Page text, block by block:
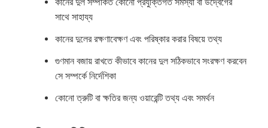
সাথে সাহায্য
কানের দুলের রক্ষণাবেক্ষণ এবং পরিষ্কার করার বিষয়ে তথ্য
গুণমান বজায় রাখতে কীভাবে কানের দুল সঠিকভাবে সংরক্ষণ করবেন
সে সম্পর্কে নির্দেশিকা
কোনো ত্রুটি বা ক্ষতির জন্য ওয়ারেন্টি তথ্য এবং সমর্থন